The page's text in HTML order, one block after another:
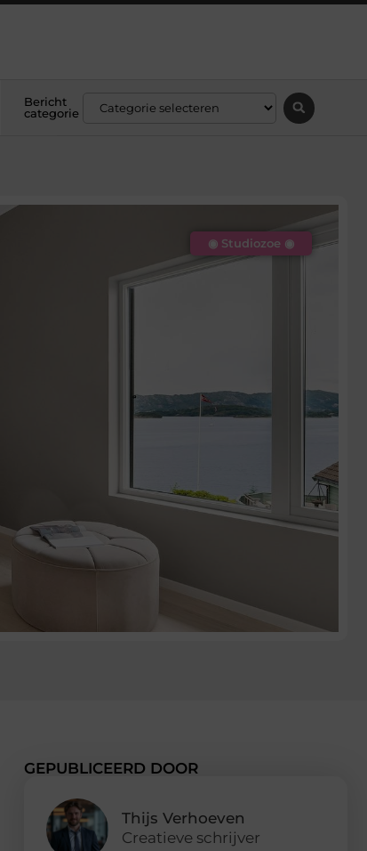
Bericht
categorie
◉ Studiozoe ◉
GEPUBLICEERD DOOR
Thijs Verhoeven
Creatieve schrijver